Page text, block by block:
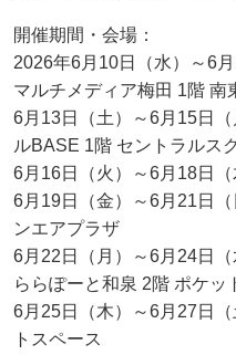
開催期間・会場：
2026年6月10日（水）～6
マルチメディア梅田 1階 南
6月13日（土）～6月15日
ルBASE 1階 セントラルス
6月16日（火）～6月18日
6月19日（金）～6月21日
ンエアプラザ
6月22日（月）～6月24日
ららぽーと和泉 2階 ポケッ
6月25日（木）～6月27日
トスペース